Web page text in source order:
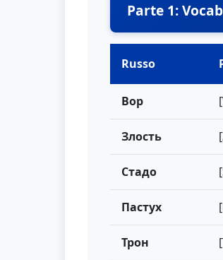
Parte 1:
Russo
Вор
Злость
Стадо
Пастух
Трон